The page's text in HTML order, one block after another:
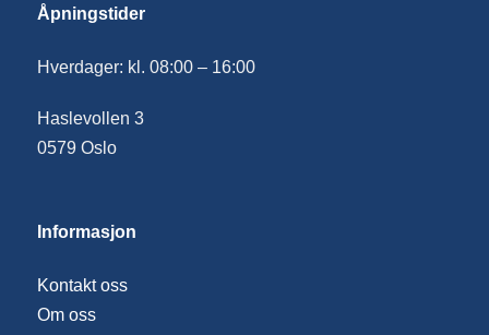
Åpningstider
Hverdager: kl. 08:00 – 16:00
Haslevollen 3
0579 Oslo
Informasjon
Kontakt oss
Om oss